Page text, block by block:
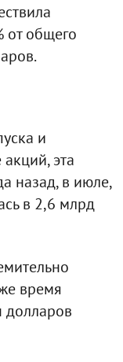
от общего
и
эта
назад, в июле,
в 2,6 млрд
время
долларов